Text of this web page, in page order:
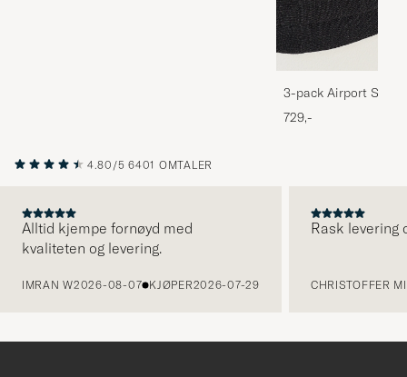
3-pack Airport
Melange
729,-
4.80/5 6401 OMTALER
Alltid kjempe fornøyd med
kvaliteten og levering.
IMRAN W2026-08-07 KJØPER2026-07-29
Rask levering
CHRISTOFFER